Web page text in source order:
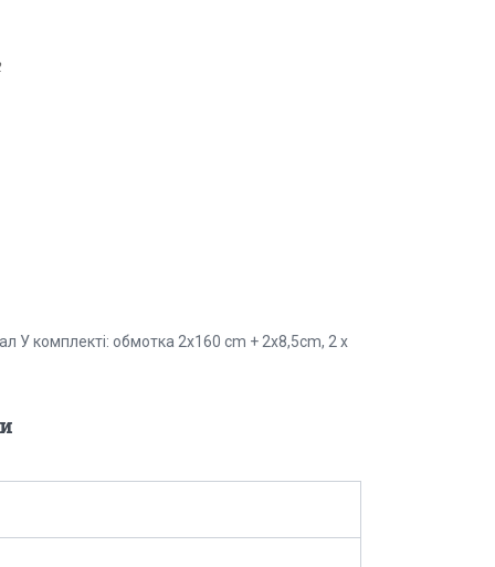
У комплекті: обмотка 2x160 cm + 2x8,5cm, 2 x